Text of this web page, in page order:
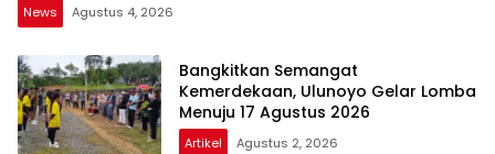
News Agustus 4, 2026
Bangkitkan Semangat
Kemerdekaan, Ulunoyo Gelar Lomba
Menuju 17 Agustus 2026
Artikel Agustus 2, 2026